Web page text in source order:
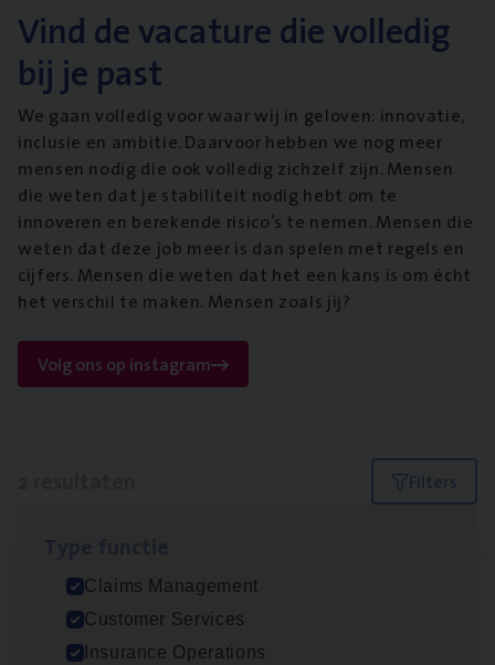
Vind de vacature die volledig
bij je past
We gaan volledig voor waar wij in geloven: innovatie,
inclusie en ambitie. Daarvoor hebben we nog meer
mensen nodig die ook volledig zichzelf zijn. Mensen
die weten dat je stabiliteit nodig hebt om te
innoveren en berekende risico’s te nemen. Mensen die
weten dat deze job meer is dan spelen met regels en
cijfers. Mensen die weten dat het een kans is om écht
het verschil te maken. Mensen zoals jij?
Volg ons op instagram
Filters
Claims Management
Customer Services
Insurance Operations
Dos­sier­be­heer­der Pro­per­ty verzekeringen
Insurance Operations
Antwerpen en Hasselt